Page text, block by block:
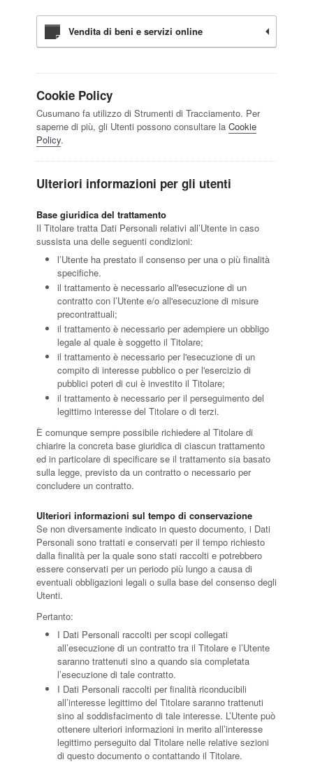
Vendita di beni e servizi online
Cookie Policy
Cusumano fa utilizzo di Strumenti di Tracciamento. Per
saperne di più, gli Utenti possono consultare la Cookie
Policy.
Ulteriori informazioni per gli utenti
Base giuridica del trattamento
Il Titolare tratta Dati Personali relativi all’Utente in caso
sussista una delle seguenti condizioni:
l’Utente ha prestato il consenso per una o più finalità
specifiche.
il trattamento è necessario all'esecuzione di un
contratto con l’Utente e/o all'esecuzione di misure
precontrattuali;
il trattamento è necessario per adempiere un obbligo
legale al quale è soggetto il Titolare;
il trattamento è necessario per l'esecuzione di un
compito di interesse pubblico o per l'esercizio di
pubblici poteri di cui è investito il Titolare;
il trattamento è necessario per il perseguimento del
legittimo interesse del Titolare o di terzi.
È comunque sempre possibile richiedere al Titolare di
chiarire la concreta base giuridica di ciascun trattamento
ed in particolare di specificare se il trattamento sia basato
sulla legge, previsto da un contratto o necessario per
concludere un contratto.
Ulteriori informazioni sul tempo di conservazione
Se non diversamente indicato in questo documento, i Dati
Personali sono trattati e conservati per il tempo richiesto
dalla finalità per la quale sono stati raccolti e potrebbero
essere conservati per un periodo più lungo a causa di
eventuali obbligazioni legali o sulla base del consenso degli
Utenti.
Pertanto:
I Dati Personali raccolti per scopi collegati
all’esecuzione di un contratto tra il Titolare e l’Utente
saranno trattenuti sino a quando sia completata
l’esecuzione di tale contratto.
I Dati Personali raccolti per finalità riconducibili
all’interesse legittimo del Titolare saranno trattenuti
sino al soddisfacimento di tale interesse. L’Utente può
ottenere ulteriori informazioni in merito all’interesse
legittimo perseguito dal Titolare nelle relative sezioni
di questo documento o contattando il Titolare.